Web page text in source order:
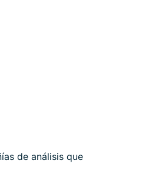
de análisis que